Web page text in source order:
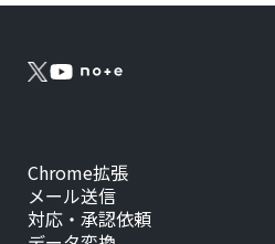
Chrome拡張
メール送信
対応・承認依頼